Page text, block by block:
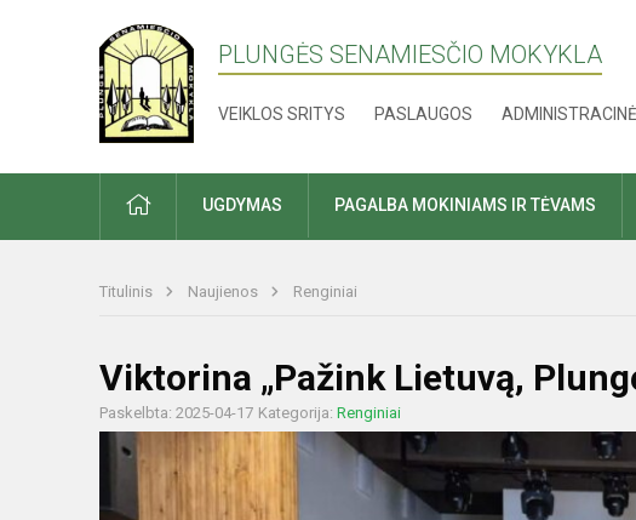
PLUNGĖS SENAMIESČIO MOKYKLA
VEIKLOS SRITYS PASLAUGOS
PRADŽIAUGDYMAS PAGALBA MOKINIAMS IR TĖVAMS
Titulinis Naujienos Renginiai
Viktorina „Pažink Lietuvą,
Paskelbta: 2025-04-17 Kategorija: Renginiai